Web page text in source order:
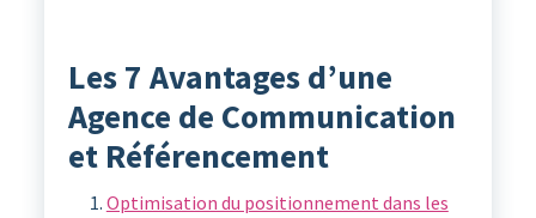
Les 7 Avantages d’une
Agence de Communication
et Référencement
Optimisation du positionnement dans les